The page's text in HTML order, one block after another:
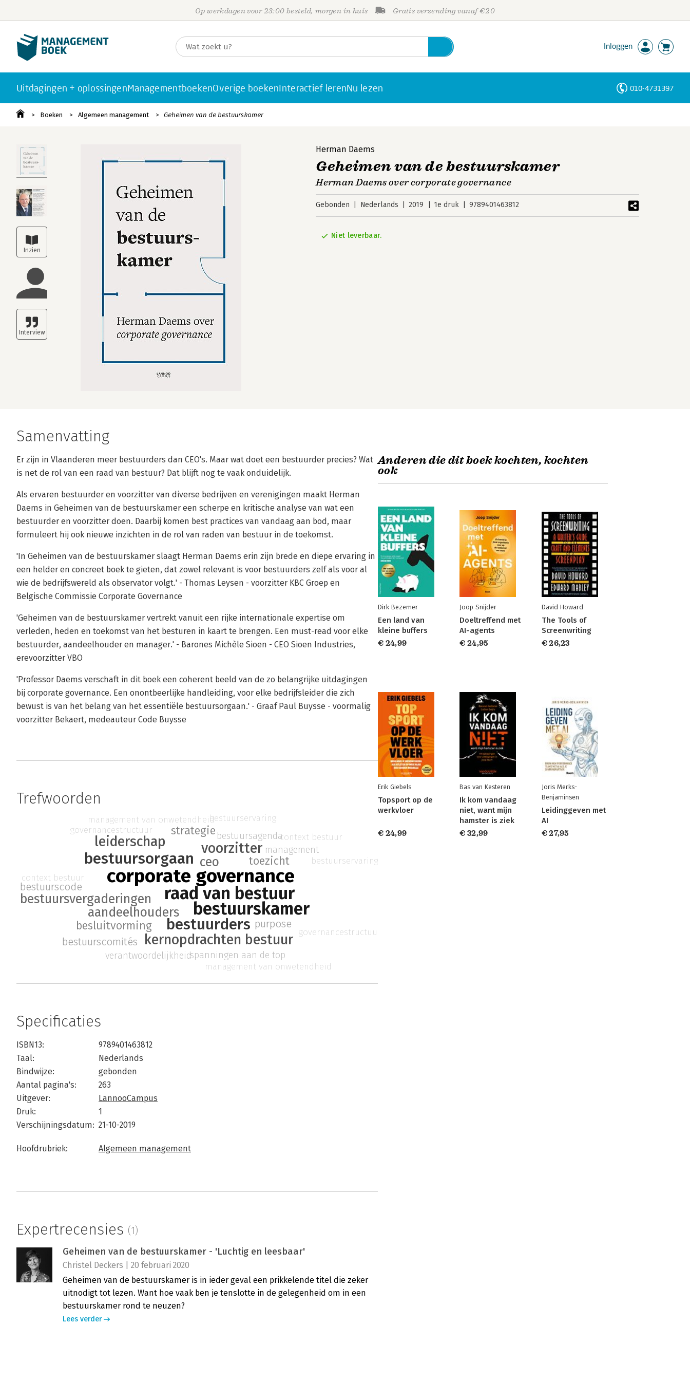
Op werkdagen voor 23:00 besteld, morgen in huis Gratis verzending vanaf €20
Inloggen
Uitdagingen + oplossingenManagementboekenOverige boekenInteractief lerenNu lezen 010-4731397
Boeken Algemeen management Geheimen van de bestuurskamer
Herman Daems
Geheimen van de bestuurskamer
Herman Daems over corporate governance
Gebonden Nederlands 2019 1e druk 9789401463812
Niet leverbaar.
Samenvatting
Er zijn in Vlaanderen meer bestuurders dan CEO's. Maar wat doet een bestuurder precies? Wat
is net de rol van een raad van bestuur? Dat blijft nog te vaak onduidelijk.
Als ervaren bestuurder en voorzitter van diverse bedrijven en verenigingen maakt Herman
Daems in Geheimen van de bestuurskamer een scherpe en kritische analyse van wat een
bestuurder en voorzitter doen. Daarbij komen best practices van vandaag aan bod, maar
formuleert hij ook nieuwe inzichten in de rol van raden van bestuur in de toekomst.
'In Geheimen van de bestuurskamer slaagt Herman Daems erin zijn brede en diepe ervaring in
een helder en concreet boek te gieten, dat zowel relevant is voor bestuurders zelf als voor al
wie de bedrijfswereld als observator volgt.' - Thomas Leysen - voorzitter KBC Groep en
Belgische Commissie Corporate Governance
'Geheimen van de bestuurskamer vertrekt vanuit een rijke internationale expertise om
verleden, heden en toekomst van het besturen in kaart te brengen. Een must-read voor elke
bestuurder, aandeelhouder en manager.' - Barones Michèle Sioen - CEO Sioen Industries,
erevoorzitter VBO
'Professor Daems verschaft in dit boek een coherent beeld van de zo belangrijke uitdagingen
bij corporate governance. Een onontbeerlijke handleiding, voor elke bedrijfsleider die zich
bewust is van het belang van het essentiële bestuursorgaan.' - Graaf Paul Buysse - voormalig
voorzitter Bekaert, medeauteur Code Buysse
Trefwoorden
corporate governance
raad van bestuur
bestuurskamer
bestuurders
bestuursorgaan
aandeelhouders
ceo
kernopdrachten bestuur
bestuursvergaderingen
voorzitter
leiderschap
besluitvorming
toezicht
strategie
purpose
spanningen aan de top
bestuursagenda
verantwoordelijkheid
bestuurscomités
bestuurscode
management
context bestuur
management van onwetendheid
governancestructuur
bestuurservaring
context bestuur
management van onwetendheid
governancestructuur
bestuurservaring
Specificaties
ISBN13:
9789401463812
Taal:
Nederlands
Bindwijze:
gebonden
Aantal pagina's:
263
Uitgever:
LannooCampus
Druk:
1
Verschijningsdatum: 21-10-2019
Hoofdrubriek: Algemeen management
Expertrecensies (1)
Geheimen van de bestuurskamer - 'Luchtig en leesbaar'
Christel Deckers | 20 februari 2020
Geheimen van de bestuurskamer is in ieder geval een prikkelende titel die zeker
uitnodigt tot lezen. Want hoe vaak ben je tenslotte in de gelegenheid om in een
bestuurskamer rond te neuzen?
Lees verder
Anderen die dit boek kochten, kochten
ook
Dirk Bezemer
Een land van
kleine buffers
€ 24,99
Joop Snijder
Doeltreffend met
AI-agents
€ 24,95
David Howard
The Tools of
Screenwriting
€ 26,23
Erik Giebels
Topsport op de
werkvloer
€ 24,99
Bas van Kesteren
Ik kom vandaag
niet, want mijn
hamster is ziek
€ 32,99
Joris Merks-
Benjaminsen
Leidinggeven met
AI
€ 27,95
Personen